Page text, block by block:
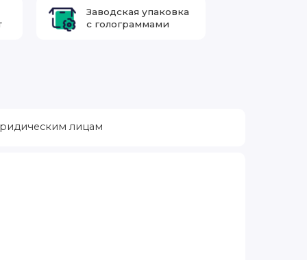
Заводская упаковка
с голограммами
лицам